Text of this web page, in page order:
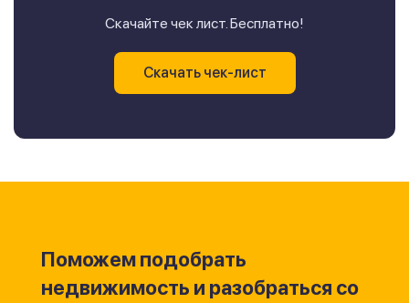
Скачайте чек лист. Бесплатно!
Скачать чек-лист
Поможем подобрать
недвижимость и разобраться со